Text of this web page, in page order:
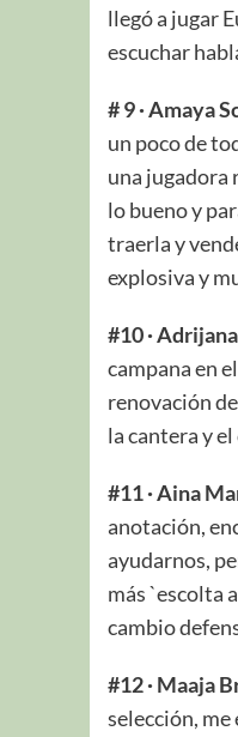
llegó a jugar
escuchar
# 9 · Amaya
un poco de
una jugadora
lo bueno y
traerla y
explosiva y
#10 ·
campana en
renovación
la cantera y
#11 · Aina
anotación,
ayudarnos,
más `escolta
cambio
#12 · Maaja
selección,